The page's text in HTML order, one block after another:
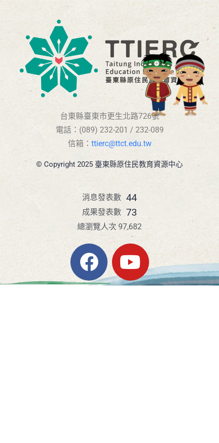
台東縣臺東市更生北路726號
電話：(089) 232-201 / 232-089
信箱： ttierc@ttct.edu.tw
© Copyright 2025 臺東縣原住民教育資源中心
44
消息發表數
73
成果發表數
總瀏覽人次 97,682